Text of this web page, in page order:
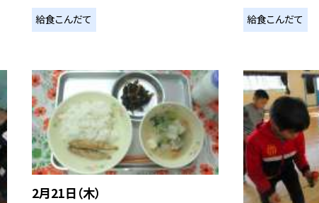
給食こんだて 給食こんだて
2月21日（木）